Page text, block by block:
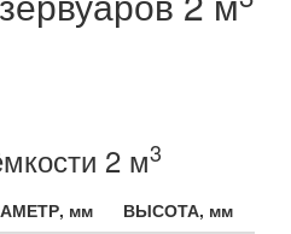
2 м3
мм
ВЫСОТА, мм